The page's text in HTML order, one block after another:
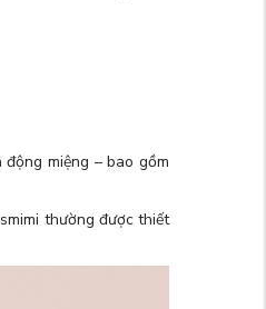
miệng – bao gồm
thường được thiết